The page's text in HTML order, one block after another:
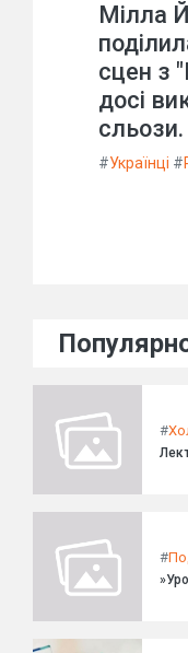
Мілла
сцен з
досі
сльози.
#Українці #
#
#